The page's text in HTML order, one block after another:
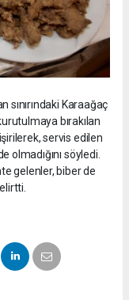
sınırındaki Karaağaç
bırakılan
servis edilen
olmadığını söyledi.
gelenler, biber de